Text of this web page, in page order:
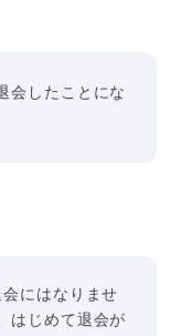
会したことにな
にはなりませ
はじめて退会が